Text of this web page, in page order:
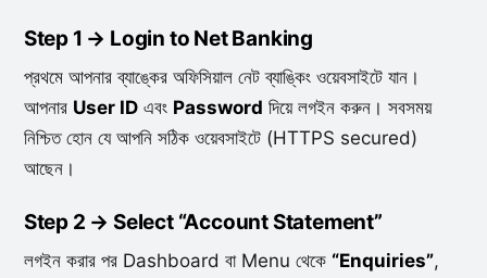
Step 1 → Login to Net Banking
প্রথমে আপনার ব্যাঙ্কের অফিসিয়াল নেট ব্যাঙ্কিং ওয়েবসাইটে যান।
আপনার User IDএবং Password দিয়ে লগইন করুন। সবসময়
নিশ্চিত হোন যে আপনি সঠিক ওয়েবসাইটে (HTTPS secured)
আছেন।
Step 2 → Select “Account Statement”
লগইন করার পর Dashboard বা Menu থেকে “Enquiries”,